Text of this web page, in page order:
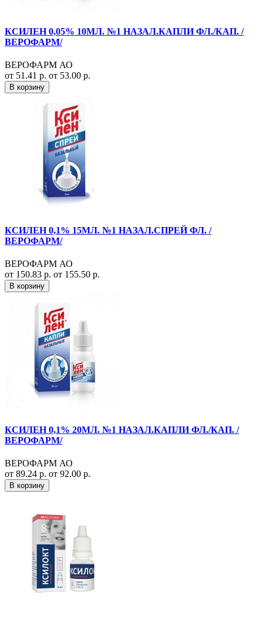
КСИЛЕН 0,05% 10МЛ. №1 НАЗАЛ.КАПЛИ ФЛ./КАП. /
ВЕРОФАРМ/
ВЕРОФАРМ АО
от 51.41 р. от 53.00 р.
В корзину
КСИЛЕН 0,1% 15МЛ. №1 НАЗАЛ.СПРЕЙ ФЛ. /
ВЕРОФАРМ/
ВЕРОФАРМ АО
от 150.83 р. от 155.50 р.
В корзину
КСИЛЕН 0,1% 20МЛ. №1 НАЗАЛ.КАПЛИ ФЛ./КАП. /
ВЕРОФАРМ/
ВЕРОФАРМ АО
от 89.24 р. от 92.00 р.
В корзину